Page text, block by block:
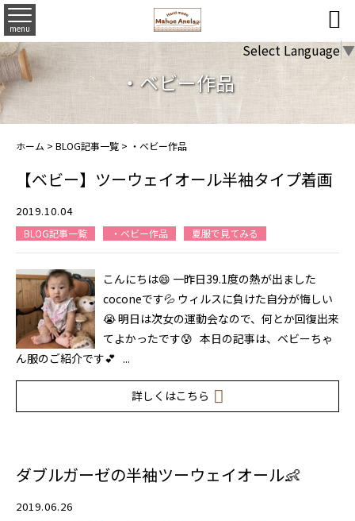
menu 
Select Language▼
・ベビー作品
ホーム > BLOG記事一覧 > ・ベビー作品
【ベビー】ツーウェイオール半袖タイプ着画
2019.10.04
BLOG記事一覧 ・ベビー作品 夏服で見てみる
こんにちは😄 一昨日39.1度の熱が出ました
coconeです💦 ウィルスに負けた自分が悔しい
😭 明日は次女の運動会なので、何とか回復出来
てよかったです😰 本日の記事は、ベビーちゃ
ん服のご紹介です💕 ...
詳しくはこちら
ダブルガーゼの半袖ツーウェイオール👶
2019.06.26